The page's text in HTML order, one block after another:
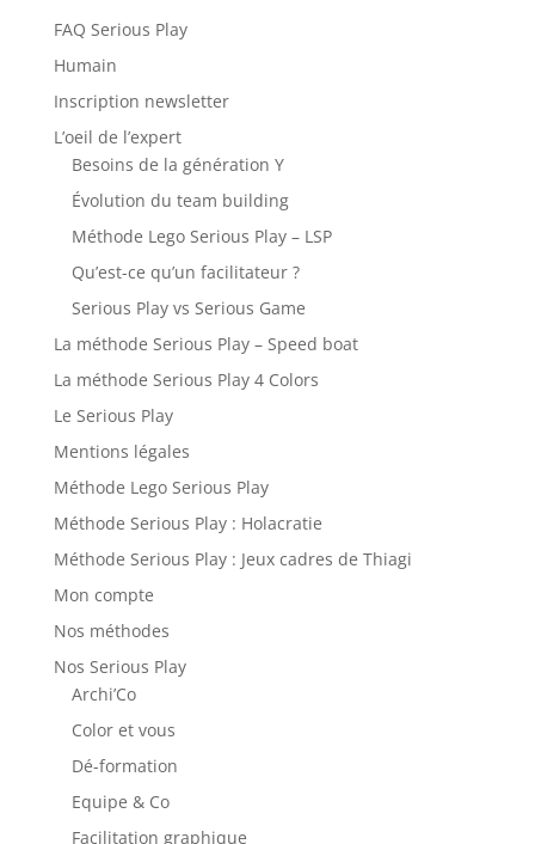
FAQ Serious Play
Humain
Inscription newsletter
L’oeil de l’expert
Besoins de la génération Y
Évolution du team building
Méthode Lego Serious Play – LSP
Qu’est-ce qu’un facilitateur ?
Serious Play vs Serious Game
La méthode Serious Play – Speed boat
La méthode Serious Play 4 Colors
Le Serious Play
Mentions légales
Méthode Lego Serious Play
Méthode Serious Play : Holacratie
Méthode Serious Play : Jeux cadres de Thiagi
Mon compte
Nos méthodes
Nos Serious Play
Archi’Co
Color et vous
Dé-formation
Equipe & Co
Facilitation graphique